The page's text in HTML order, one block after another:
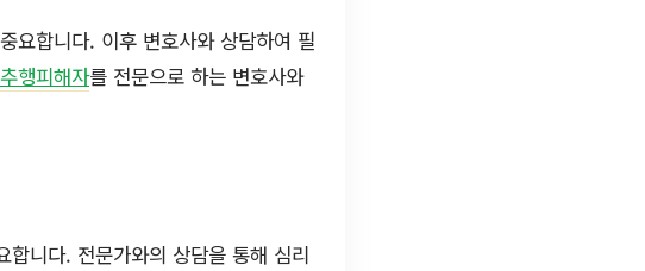
요합니다. 이후 변호사와 상담하여 필
행피해자를 전문으로 하는 변호사와
합니다. 전문가와의 상담을 통해 심리